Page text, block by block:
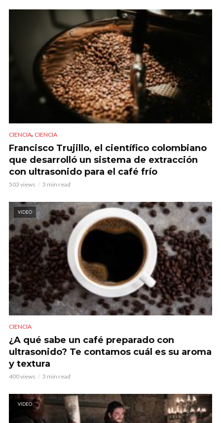
CIENCIA, CIENCIA
Francisco Trujillo, el científico colombiano
que desarrolló un sistema de extracción
con ultrasonido para el café frío
503 views 3 min read
VIDEO
CIENCIA
¿A qué sabe un café preparado con
ultrasonido? Te contamos cuál es su aroma
y textura
400 views 3 min read
VIDEO